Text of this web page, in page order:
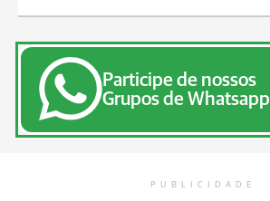
Participe de nossos
Grupos de Whatsapp
PUBLICIDADE